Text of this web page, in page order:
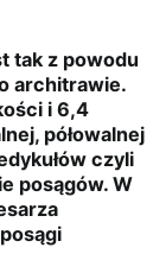
tak z powodu
architrawie.
i 6,4
półowalnej
czyli
posągów. W